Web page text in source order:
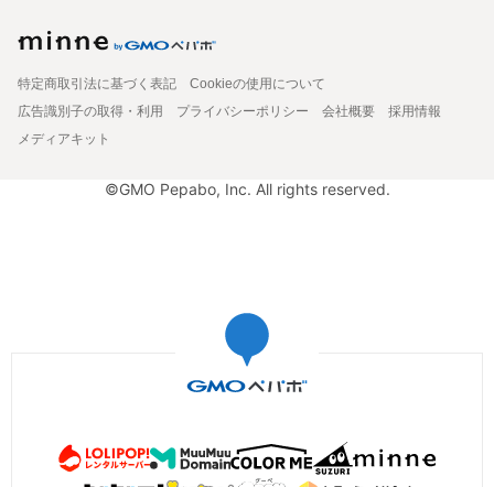
特定商取引法に基づく表記
Cookieの使用について
広告識別子の取得・利用
プライバシーポリシー 会社概要
採用情報
メディアキット
©GMO Pepabo, Inc. All rights reserved.